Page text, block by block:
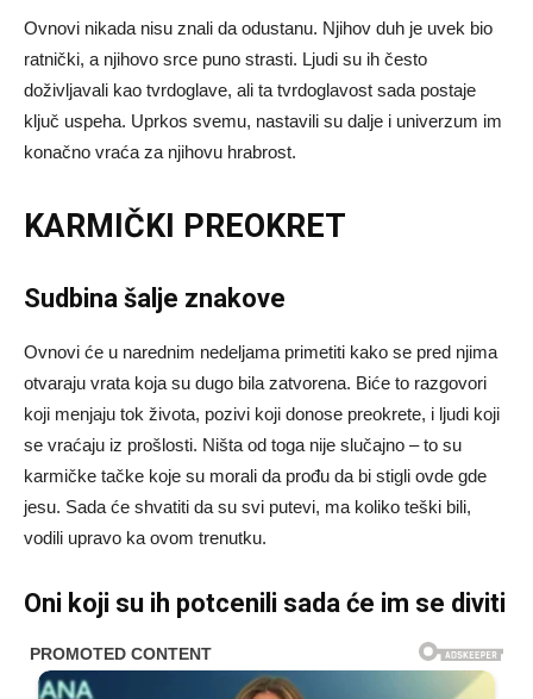
Ovnovi nikada nisu znali da odustanu. Njihov duh je uvek bio
ratnički, a njihovo srce puno strasti. Ljudi su ih često
doživljavali kao tvrdoglave, ali ta tvrdoglavost sada postaje
ključ uspeha. Uprkos svemu, nastavili su dalje i univerzum im
konačno vraća za njihovu hrabrost.
KARMIČKI PREOKRET
Sudbina šalje znakove
Ovnovi će u narednim nedeljama primetiti kako se pred njima
otvaraju vrata koja su dugo bila zatvorena. Biće to razgovori
koji menjaju tok života, pozivi koji donose preokrete, i ljudi koji
se vraćaju iz prošlosti. Ništa od toga nije slučajno – to su
karmičke tačke koje su morali da prođu da bi stigli ovde gde
jesu. Sada će shvatiti da su svi putevi, ma koliko teški bili,
vodili upravo ka ovom trenutku.
Oni koji su ih potcenili sada će im se diviti